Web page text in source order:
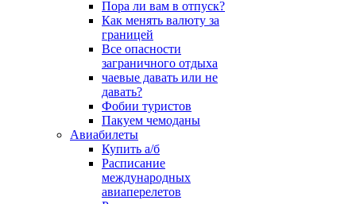
Пора ли вам в отпуск?
Как менять валюту за
границей
Все опасности
заграничного отдыха
чаевые давать или не
давать?
Фобии туристов
Пакуем чемоданы
Авиабилеты
Купить а/б
Расписание
международных
авиаперелетов